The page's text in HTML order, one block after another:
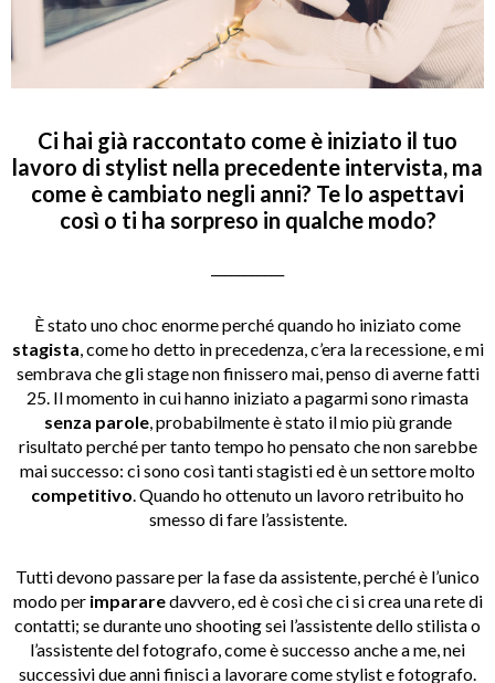
Ci hai già raccontato come è iniziato il tuo
lavoro di stylist nella precedente intervista, ma
come è cambiato negli anni? Te lo aspettavi
così o ti ha sorpreso in qualche modo?
È stato uno choc enorme perché quando ho iniziato come
stagista, come ho detto in precedenza, c’era la recessione, e mi
sembrava che gli stage non finissero mai, penso di averne fatti
25. Il momento in cui hanno iniziato a pagarmi sono rimasta
senza parole, probabilmente è stato il mio più grande
risultato perché per tanto tempo ho pensato che non sarebbe
mai successo: ci sono così tanti stagisti ed è un settore molto
competitivo. Quando ho ottenuto un lavoro retribuito ho
smesso di fare l’assistente.
Tutti devono passare per la fase da assistente, perché è l’unico
modo per impararedavvero, ed è così che ci si crea una rete di
contatti; se durante uno shooting sei l’assistente dello stilista o
l’assistente del fotografo, come è successo anche a me, nei
successivi due anni finisci a lavorare come stylist e fotografo.